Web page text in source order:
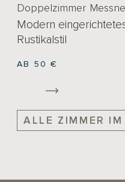
Doppelzimmer
Modern
Rustikalstil
AB 50 €
ALLE ZIMMER